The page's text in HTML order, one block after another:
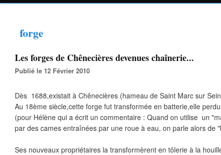
forge
Les forges de Chênecières devenues chaînerie...
Publié le 12 Février 2010
Dès 1688,existait à Chênecières (hameau de Saint Marc sur
Au 18ème siècle,cette forge fut transformée en batterie,elle
(pour Hélène qui a écrit un commentaire : Quand on utilise un
par des cames entraînées par une roue à eau, on parle alors de
Ses nouveaux propriétaires la transformèrent en tôlerie à la